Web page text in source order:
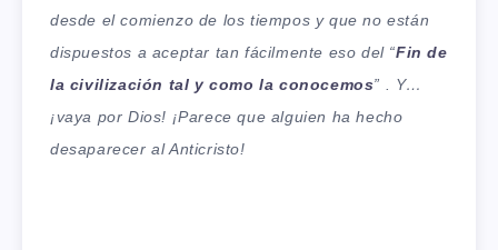
desde el comienzo de los tiempos y que no están
dispuestos a aceptar tan fácilmente eso del “Fin de
la civilización tal y como la conocemos” . Y…
¡vaya por Dios! ¡Parece que alguien ha hecho
desaparecer al Anticristo!